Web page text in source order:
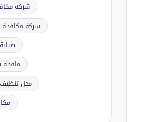
شركة
شركة مكافحة
مافحة
محل